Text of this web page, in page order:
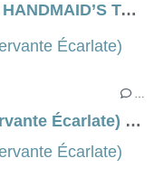
SAISON 6 - ÉPISODE 6 DE THE HANDMAID’S TALE (SURPRISE)
…
THE HANDMAID’S TALE (La Servante Écarlate) Saison 3 - Épisode 2 [résumé]